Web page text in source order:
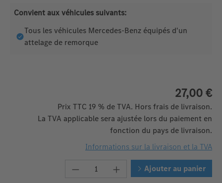
Convient aux véhicules suivants:
Tous les véhicules Mercedes-Benz équipés d'un
attelage de remorque
27,00 €
Prix TTC 19 % de TVA. Hors frais de livraison.
La TVA applicable sera ajustée lors du paiement en
fonction du pays de livraison.
Informations sur la livraison et la TVA
Quantité de produit : Entrez la
Ajouter au panier